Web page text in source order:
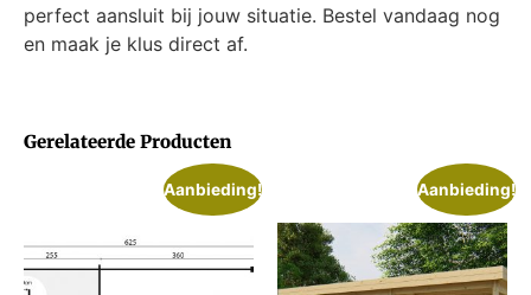
Gerelateerde Producten
Aanbieding! Aanbieding!
perfect aansluit bij jouw situatie. Bestel vandaag nog
en maak je klus direct af.